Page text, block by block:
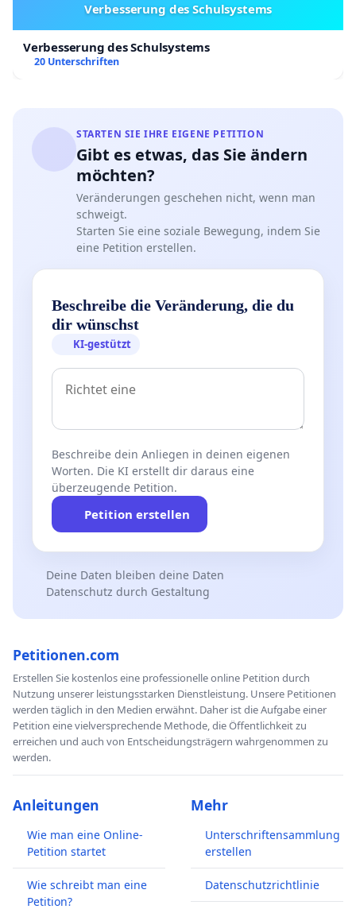
Verbesserung des Schulsystems
Verbesserung des Schulsystems
20 Unterschriften
STARTEN SIE IHRE EIGENE PETITION
Gibt es etwas, das Sie ändern
möchten?
Veränderungen geschehen nicht, wenn man
schweigt.
Starten Sie eine soziale Bewegung, indem Sie
eine Petition erstellen.
Beschreibe die Veränderung, die du
dir wünschst
KI-gestützt
Beschreibe dein Anliegen in deinen eigenen
Worten. Die KI erstellt dir daraus eine
überzeugende Petition.
Petition erstellen
Deine Daten bleiben deine Daten
Datenschutz durch Gestaltung
Petitionen.com
Erstellen Sie kostenlos eine professionelle online Petition durch
Nutzung unserer leistungsstarken Dienstleistung. Unsere Petitionen
werden täglich in den Medien erwähnt. Daher ist die Aufgabe einer
Petition eine vielversprechende Methode, die Öffentlichkeit zu
erreichen und auch von Entscheidungsträgern wahrgenommen zu
werden.
Anleitungen
Wie man eine Online-
Petition startet
Wie schreibt man eine
Petition?
Mehr
Unterschriftensammlung
erstellen
Datenschutzrichtlinie